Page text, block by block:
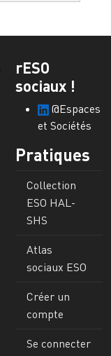
rESO
sociaux !
@Espaces
et Sociétés
Pratiques
Collection
ESO HAL-
SHS
Atlas
sociaux ESO
Créer un
compte
Se connecter